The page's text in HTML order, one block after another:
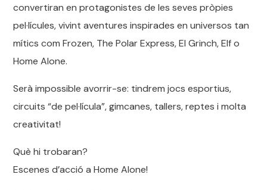
convertiran en protagonistes de les seves pròpies
pel·lícules, vivint aventures inspirades en universos tan
mítics com Frozen, The Polar Express, El Grinch, Elf o
Home Alone.
Serà impossible avorrir-se: tindrem jocs esportius,
circuits “de pel·lícula”, gimcanes, tallers, reptes i molta
creativitat!
Què hi trobaran?
Escenes d’acció a Home Alone!